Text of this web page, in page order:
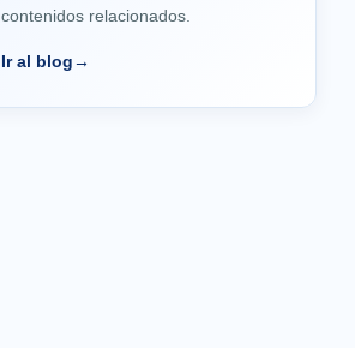
contenidos relacionados.
Ir al blog→